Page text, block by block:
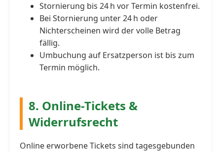
Stornierung bis 24 h vor Termin kostenfrei.
Bei Stornierung unter 24 h oder
Nichterscheinen wird der volle Betrag
fällig.
Umbuchung auf Ersatzperson ist bis zum
Termin möglich.
8. Online-Tickets &
Widerrufsrecht
Online erworbene Tickets sind tagesgebunden